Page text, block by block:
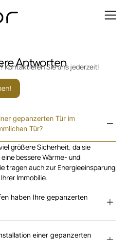
Antworten
Kontaktieren Sie uns jederzeit!
gepanzerten Tür im
Tür?
größere Sicherheit, da sie
bessere Wärme- und
tragen auch zur Energieeinsparung
Immobilie.
haben Ihre gepanzerten
einer gepanzerten